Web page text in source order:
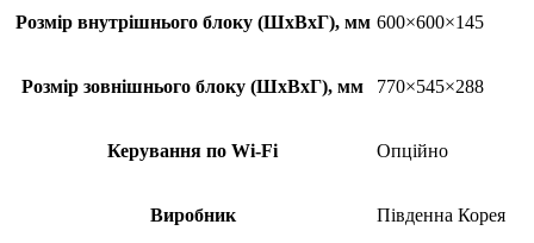
Розмір внутрішнього блоку (ШхВхГ), мм 600×600×145
Розмір зовнішнього блоку (ШхВхГ), мм 770×545×288
Керування по Wi-Fi Опційно
Виробник Південна Корея